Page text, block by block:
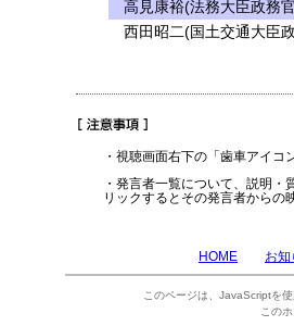
高見康裕(法務大臣政務
西田昭二(国土交通大臣
・視聴画面右下の「歯車アイ
・発言者一覧について、説明
リックするとその発言者からの
HOME お知
このページは、JavaScriptを
この